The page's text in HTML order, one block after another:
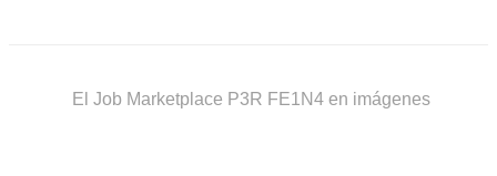
El Job Marketplace P3R FE1N4 en imágenes